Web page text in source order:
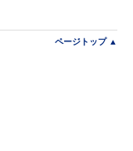
ページトップ ▲